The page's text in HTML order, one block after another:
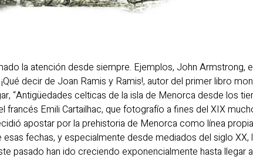
la atención desde siempre. Ejemplos, John
decir de Joan Ramis y Ramis!, autor del primer libro
“Antigüedades celticas de la isla de Menorca desde los
francés Emili Cartailhac, que fotografío a fines del XIX
apostar por la prehistoria de Menorca como línea
esas fechas, y especialmente desde mediados del siglo
pasado han ido creciendo exponencialmente hasta llegar